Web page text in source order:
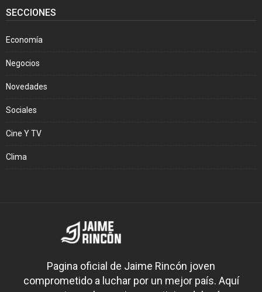
SECCIONES
Economía
Negocios
Novedades
Sociales
Cine Y TV
Clima
Pagina oficial de Jaime Rincón joven
comprometido a luchar por un mejor país. Aquí